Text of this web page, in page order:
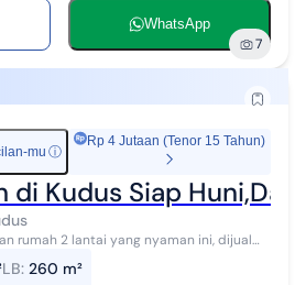
WhatsApp
7
mu ⓘ
Rp 4 Jutaan (Tenor 15 Tahun)
di Kudus Siap
yang menambah nilai estetika di
LB: 260 m²